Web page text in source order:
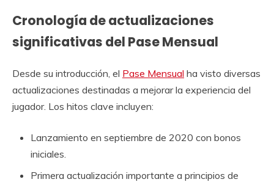
Cronología de actualizaciones
significativas del Pase Mensual
Desde su introducción, el Pase Mensual ha visto diversas
actualizaciones destinadas a mejorar la experiencia del
jugador. Los hitos clave incluyen:
Lanzamiento en septiembre de 2020 con bonos
iniciales.
Primera actualización importante a principios de